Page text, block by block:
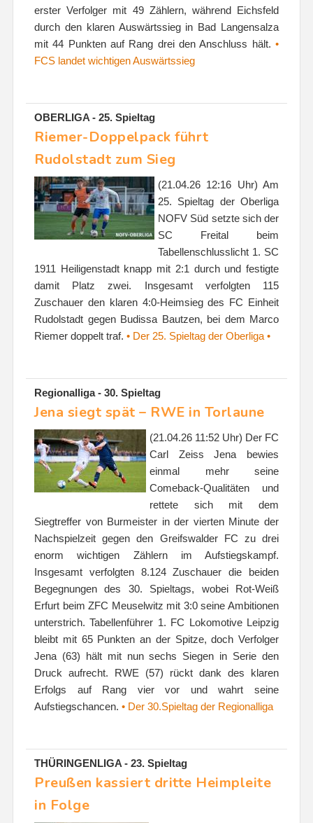
erster Verfolger mit 49 Zählern, während Eichsfeld
durch den klaren Auswärtssieg in Bad Langensalza
mit 44 Punkten auf Rang drei den Anschluss hält. •
FCS landet wichtigen Auswärtssieg
OBERLIGA - 25. Spieltag
Riemer-Doppelpack führt
Rudolstadt zum Sieg
(21.04.26 12:16 Uhr) Am
25. Spieltag der Oberliga
NOFV Süd setzte sich der
SC Freital beim
Tabellenschlusslicht 1. SC
1911 Heiligenstadt knapp mit 2:1 durch und festigte
damit Platz zwei. Insgesamt verfolgten 115
Zuschauer den klaren 4:0-Heimsieg des FC Einheit
Rudolstadt gegen Budissa Bautzen, bei dem Marco
Riemer doppelt traf. • Der 25. Spieltag der Oberliga •
Regionalliga - 30. Spieltag
Jena siegt spät – RWE in Torlaune
(21.04.26 11:52 Uhr) Der FC
Carl Zeiss Jena bewies
einmal mehr seine
Comeback-Qualitäten und
rettete sich mit dem
Siegtreffer von Burmeister in der vierten Minute der
Nachspielzeit gegen den Greifswalder FC zu drei
enorm wichtigen Zählern im Aufstiegskampf.
Insgesamt verfolgten 8.124 Zuschauer die beiden
Begegnungen des 30. Spieltags, wobei Rot-Weiß
Erfurt beim ZFC Meuselwitz mit 3:0 seine Ambitionen
unterstrich. Tabellenführer 1. FC Lokomotive Leipzig
bleibt mit 65 Punkten an der Spitze, doch Verfolger
Jena (63) hält mit nun sechs Siegen in Serie den
Druck aufrecht. RWE (57) rückt dank des klaren
Erfolgs auf Rang vier vor und wahrt seine
Aufstiegschancen. • Der 30.Spieltag der Regionalliga
THÜRINGENLIGA - 23. Spieltag
Preußen kassiert dritte Heimpleite
in Folge